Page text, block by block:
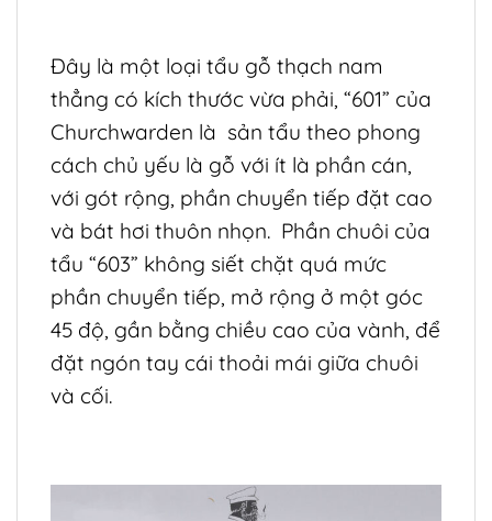
Đây là một loại tẩu gỗ thạch nam
thẳng có kích thước vừa phải, “601” của
Churchwarden là sản tẩu theo phong
cách chủ yếu là gỗ với ít là phần cán,
với gót rộng, phần chuyển tiếp đặt cao
và bát hơi thuôn nhọn. Phần chuôi của
tẩu “603” không siết chặt quá mức
phần chuyển tiếp, mở rộng ở một góc
45 độ, gần bằng chiều cao của vành, để
đặt ngón tay cái thoải mái giữa chuôi
và cối.